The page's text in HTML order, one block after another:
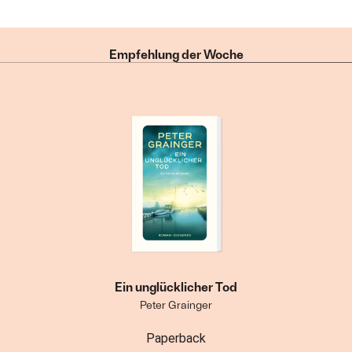
Empfehlung der Woche
Ein unglücklicher Tod
Peter Grainger
Paperback